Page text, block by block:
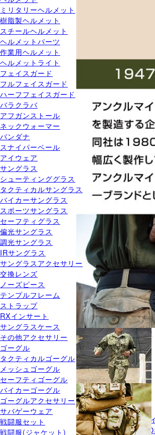
ミリタリーヘルメット
樹脂製ヘルメット
スチールヘルメット
ヘルメットパーツ
作業用ヘルメット
ヘルメットライト
フェイスガード
フルフェイスガード
ハーフフェイスガード
バラクラバ
アフガンストール
ネックウォーマー
バンダナ
スナイパーベール
アイウェア
サングラス
シューティンググラス
タクティカルサングラス
バイカーサングラス
スポーツサングラス
セーフティグラス
偏光サングラス
調光サングラス
IRサングラス
サングラスアクセサリー
交換レンズ
ノーズピース
テンプルフレーム
ストラップ
RXインサート
サングラスケース
その他アクセサリー
ゴーグル
タクティカルゴーグル
メッシュゴーグル
セーフティゴーグル
バイカーゴーグル
ゴーグルアクセサリー
サバゲーウェア
戦闘服セット
戦闘服(ジャケット)
アンクルマイクス
サバゲーウェア(1)
サバゲーウエアはサバ
を欺くための迷彩、